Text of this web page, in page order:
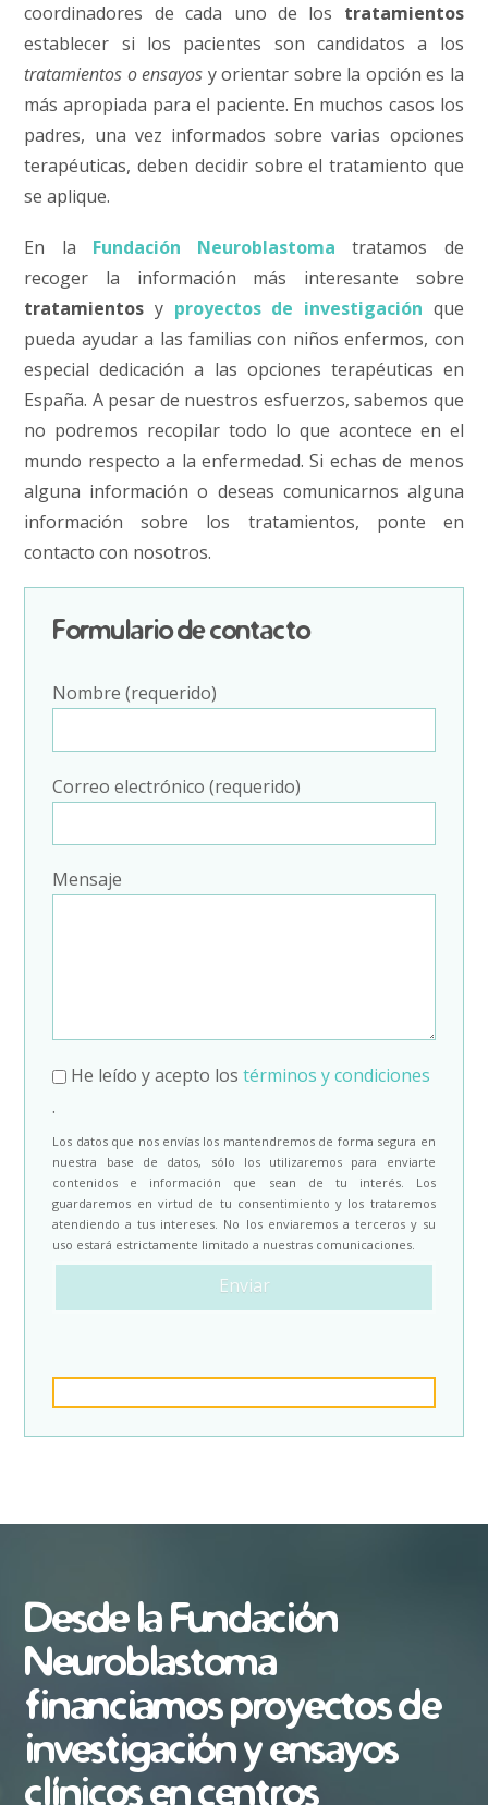
coordinadores de cada uno de los tratamientos
establecer si los pacientes son candidatos a los
tratamientos o ensayos y orientar sobre la opción es la
más apropiada para el paciente. En muchos casos los
padres, una vez informados sobre varias opciones
terapéuticas, deben decidir sobre el tratamiento que
se aplique.
En la Fundación Neuroblastoma tratamos de
recoger la información más interesante sobre
tratamientos y proyectos de investigación que
pueda ayudar a las familias con niños enfermos, con
especial dedicación a las opciones terapéuticas en
España. A pesar de nuestros esfuerzos, sabemos que
no podremos recopilar todo lo que acontece en el
mundo respecto a la enfermedad. Si echas de menos
alguna información o deseas comunicarnos alguna
información sobre los tratamientos, ponte en
contacto con nosotros.
Formulario de contacto
Nombre (requerido)
Correo electrónico (requerido)
Mensaje
He leído y acepto lostérminos y condiciones
.
Los datos que nos envías los mantendremos de forma segura en
nuestra base de datos, sólo los utilizaremos para enviarte
contenidos e información que sean de tu interés. Los
guardaremos en virtud de tu consentimiento y los trataremos
atendiendo a tus intereses. No los enviaremos a terceros y su
uso estará estrictamente limitado a nuestras comunicaciones.
Desde la Fundación
Neuroblastoma
financiamos proyectos de
investigación y ensayos
clínicos en centros